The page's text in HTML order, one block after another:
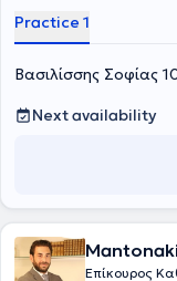
Practice 1
Βασιλίσσης Σοφίας
Next availability
Επίκουρος